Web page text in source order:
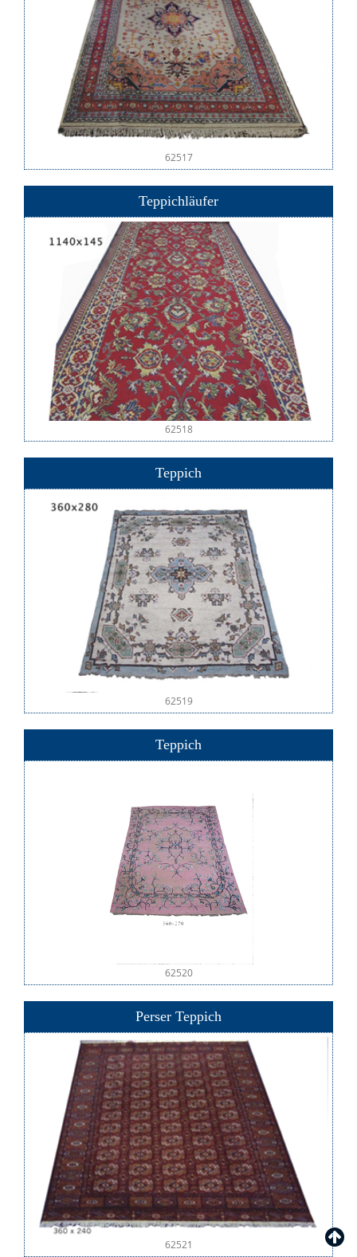
62517
Teppichläufer
62518
Teppich
62519
Teppich
62520
Perser Teppich
62521